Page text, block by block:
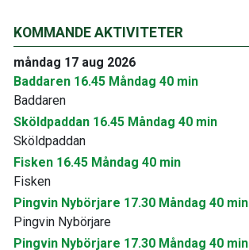
KOMMANDE AKTIVITETER
måndag 17 aug 2026
Baddaren 16.45 Måndag 40 min
Baddaren
Sköldpaddan 16.45 Måndag 40 min
Sköldpaddan
Fisken 16.45 Måndag 40 min
Fisken
Pingvin Nybörjare 17.30 Måndag 40 min
Pingvin Nybörjare
Pingvin Nybörjare 17.30 Måndag 40 min